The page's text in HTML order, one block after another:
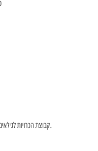
קבוצת הכרויות לגילאים החכמים יותר – 50 פלוס. אנחנו מקפידים על כבוד הדדי וכנות. הקבוצה מיועדת רק למחפשי זוגיות.